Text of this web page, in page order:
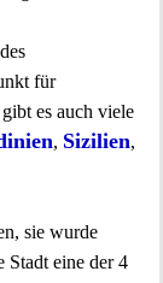
für
es auch viele
, Sizilien,
sie wurde
Stadt eine der 4